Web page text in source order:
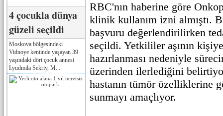
4 çocukla dünya
güzeli seçildi
Moskova bölgesindeki
Vidnoye kentinde yaşayan 39
yaşındaki dört çocuk annesi
Lyudmila Sekriy, M...
RBC'nın haberine göre
klinik kullanım izni almıştı.
başvuru değerlendirilirken
seçildi. Yetkililer aşının
hazırlanması nedeniyle
üzerinden ilerlediğini
hastanın tümör özelliklerine
sunmayı amaçlıyor.